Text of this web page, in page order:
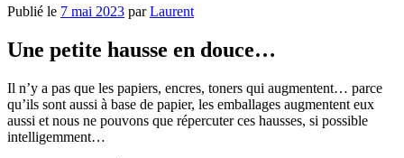
Publié le 7 mai 2023 parLaurent
Une petite hausse en douce…
Il n’y a pas que les papiers, encres, toners qui augmentent… parce
qu’ils sont aussi à base de papier, les emballages augmentent eux
aussi et nous ne pouvons que répercuter ces hausses, si possible
intelligemment…